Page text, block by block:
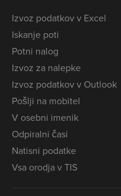
Izvoz podatkov v Excel
Iskanje poti
Potni nalog
Izvoz za nalepke
Izvoz podatkov v Outlook
Pošlji na mobitel
V osebni imenik
Odpiralni časi
Natisni podatke
Vsa orodja v TIS